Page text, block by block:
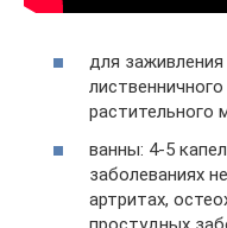
для заживления
растительного
ванны: 4-5
заболеваниях
артритах,